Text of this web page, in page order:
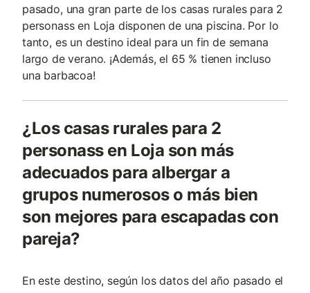
pasado, una gran parte de los casas rurales para 2
personass en Loja disponen de una piscina. Por lo
tanto, es un destino ideal para un fin de semana
largo de verano. ¡Además, el 65 % tienen incluso
una barbacoa!
¿Los casas rurales para 2
personass en Loja son más
adecuados para albergar a
grupos numerosos o más bien
son mejores para escapadas con
pareja?
En este destino, según los datos del año pasado el